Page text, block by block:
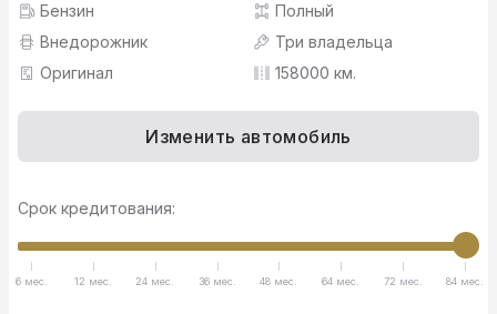
Бензин
Полный
Внедорожник
Три владельца
Оригинал
158000 км.
Изменить автомобиль
Срок кредитования:
6 мес. 12 мес. 24 мес. 36 мес. 48 мес. 64 мес. 72 мес. 84 мес.